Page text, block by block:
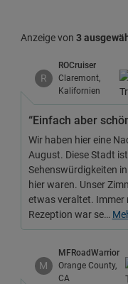
Anzeige von 3
R
ROCruiser
Claremont,
Kalifornien
“Einfach aber
Wir haben hier eine
August. Diese Stadt
Sehenswürdigkeiten
hier waren. Unser
etwas veraltet. Immer
Rezeption war se…
M
MFRoadWarrior
Orange County,
CA